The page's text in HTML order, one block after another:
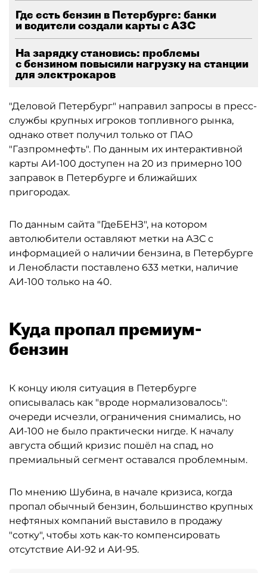
Где есть бензин в Петербурге: банки
и водители создали карты с АЗС
На зарядку становись: проблемы
с бензином повысили нагрузку на станции
для электрокаров
"Деловой Петербург" направил запросы в пресс-
службы крупных игроков топливного рынка,
однако ответ получил только от ПАО
"Газпромнефть". По данным их интерактивной
карты АИ-100 доступен на 20 из примерно 100
заправок в Петербурге и ближайших
пригородах.
По данным сайта "ГдеБЕНЗ", на котором
автолюбители оставляют метки на АЗС с
информацией о наличии бензина, в Петербурге
и Ленобласти поставлено 633 метки, наличие
АИ-100 только на 40.
Куда пропал премиум-
бензин
К концу июля ситуация в Петербурге
описывалась как "вроде нормализовалось":
очереди исчезли, ограничения снимались, но
АИ-100 не было практически нигде. К началу
августа общий кризис пошёл на спад, но
премиальный сегмент оставался проблемным.
По мнению Шубина, в начале кризиса, когда
пропал обычный бензин, большинство крупных
нефтяных компаний выставило в продажу
"сотку", чтобы хоть как-то компенсировать
отсутствие АИ-92 и АИ-95.